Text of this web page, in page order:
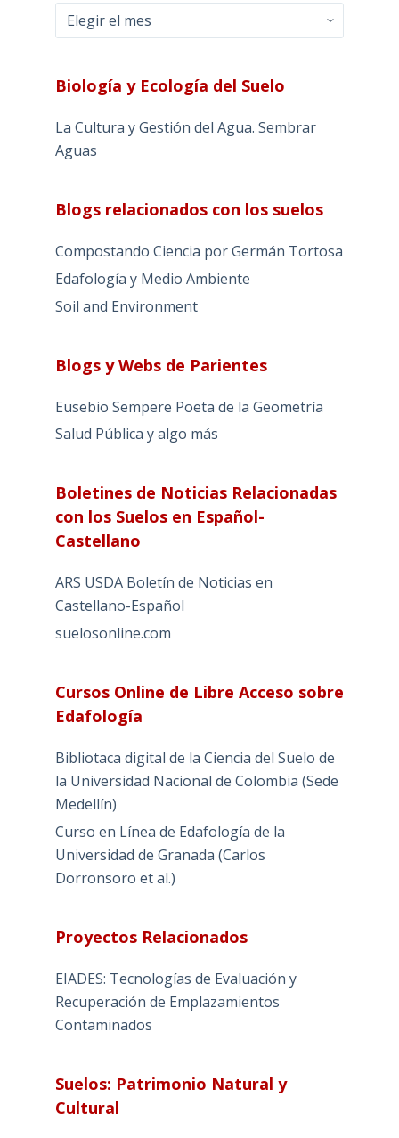
Archivos
Biología y Ecología del Suelo
La Cultura y Gestión del Agua. Sembrar
Aguas
Blogs relacionados con los suelos
Compostando Ciencia por Germán Tortosa
Edafología y Medio Ambiente
Soil and Environment
Blogs y Webs de Parientes
Eusebio Sempere Poeta de la Geometría
Salud Pública y algo más
Boletines de Noticias Relacionadas
con los Suelos en Español-
Castellano
ARS USDA Boletín de Noticias en
Castellano-Español
suelosonline.com
Cursos Online de Libre Acceso sobre
Edafología
Bibliotaca digital de la Ciencia del Suelo de
la Universidad Nacional de Colombia (Sede
Medellín)
Curso en Línea de Edafología de la
Universidad de Granada (Carlos
Dorronsoro et al.)
Proyectos Relacionados
EIADES: Tecnologías de Evaluación y
Recuperación de Emplazamientos
Contaminados
Suelos: Patrimonio Natural y
Cultural